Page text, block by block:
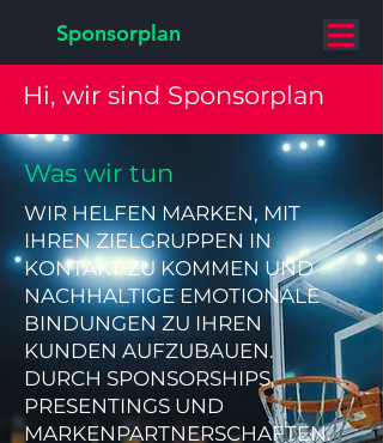
Sponsorplan
Hi, wir sind Sponsorplan
Was wir tun
WIR HELFEN MARKEN, MIT
IHREN ZIELGRUPPEN IN
KONTAKT ZU KOMMEN UND
NACHHALTIGE EMOTIONALE
BINDUNGEN ZU IHREN
KUNDEN AUFZUBAUEN.
DURCH SPONSORSHIPS,
PRESENTINGS UND
MARKENPARTNERSCHAFTEN.